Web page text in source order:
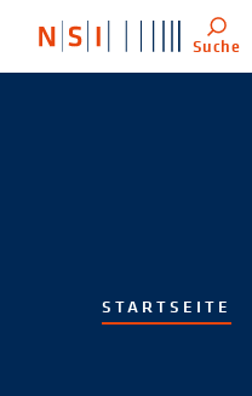
Suche
STARTSEITE